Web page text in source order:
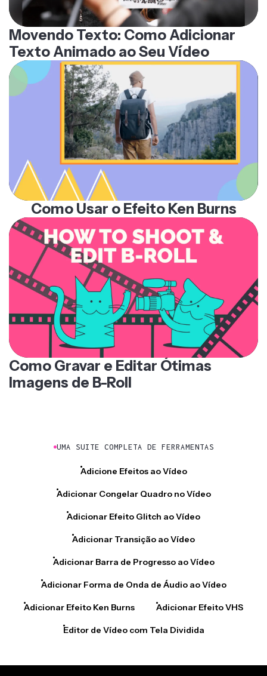
Movendo Texto: Como Adicionar
Texto Animado ao Seu Vídeo
Como Usar o Efeito Ken Burns
Como Gravar e Editar Ótimas
Imagens de B-Roll
UMA SUITE COMPLETA DE FERRAMENTAS
Adicione Efeitos ao Vídeo
Adicionar Congelar Quadro no Vídeo
Adicionar Efeito Glitch ao Vídeo
Adicionar Transição ao Vídeo
Adicionar Barra de Progresso ao Vídeo
Adicionar Forma de Onda de Áudio ao Vídeo
Adicionar Efeito Ken Burns Adicionar Efeito VHS
Editor de Vídeo com Tela Dividida